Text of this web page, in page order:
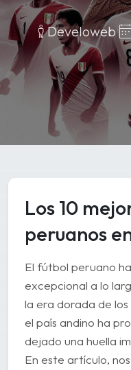
Develoweb
Los 10
peruanos
El fútbol peruano
excepcional a lo
la era dorada de
el país andino ha
dejado una huella
En este artículo,